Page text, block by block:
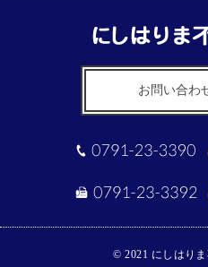
お問い合わ
© 2021 にしはり